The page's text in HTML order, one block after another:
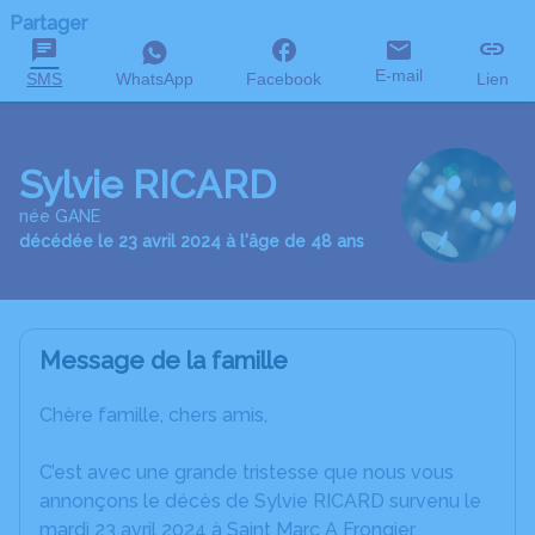
Partager
SMS WhatsApp Facebook E-mail Lien
Sylvie RICARD
née GANE
décédée le 23 avril 2024 à l'âge de 48 ans
Message de la famille
Chère famille, chers amis,
C’est avec une grande tristesse que nous vous
annonçons le décès de Sylvie RICARD survenu le
mardi 23 avril 2024 à Saint Marc A Frongier.